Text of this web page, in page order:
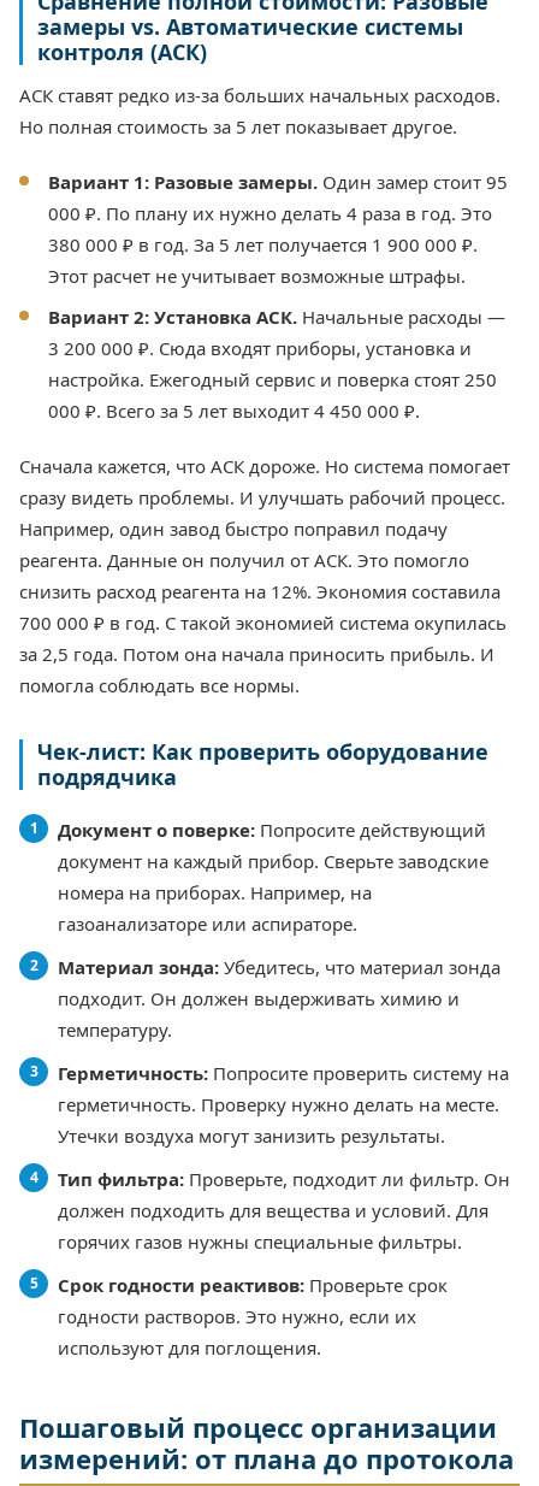
замеры vs. Автоматические системы
контроля (АСК)
АСК ставят редко из-за больших начальных расходов.
Но полная стоимость за 5 лет показывает другое.
Вариант 1: Разовые замеры. Один замер стоит 95
000 ₽. По плану их нужно делать 4 раза в год. Это
380 000 ₽ в год. За 5 лет получается 1 900 000 ₽.
Этот расчет не учитывает возможные штрафы.
Вариант 2: Установка АСК. Начальные расходы —
3 200 000 ₽. Сюда входят приборы, установка и
настройка. Ежегодный сервис и поверка стоят 250
000 ₽. Всего за 5 лет выходит 4 450 000 ₽.
Сначала кажется, что АСК дороже. Но система помогает
сразу видеть проблемы. И улучшать рабочий процесс.
Например, один завод быстро поправил подачу
реагента. Данные он получил от АСК. Это помогло
снизить расход реагента на 12%. Экономия составила
700 000 ₽ в год. С такой экономией система окупилась
за 2,5 года. Потом она начала приносить прибыль. И
помогла соблюдать все нормы.
Чек-лист: Как проверить оборудование
подрядчика
Документ о поверке: Попросите действующий
документ на каждый прибор. Сверьте заводские
номера на приборах. Например, на
газоанализаторе или аспираторе.
Материал зонда: Убедитесь, что материал зонда
подходит. Он должен выдерживать химию и
температуру.
Герметичность: Попросите проверить систему на
герметичность. Проверку нужно делать на месте.
Утечки воздуха могут занизить результаты.
Тип фильтра: Проверьте, подходит ли фильтр. Он
должен подходить для вещества и условий. Для
горячих газов нужны специальные фильтры.
Срок годности реактивов: Проверьте срок
годности растворов. Это нужно, если их
используют для поглощения.
Пошаговый процесс организации
измерений: от плана до протокола